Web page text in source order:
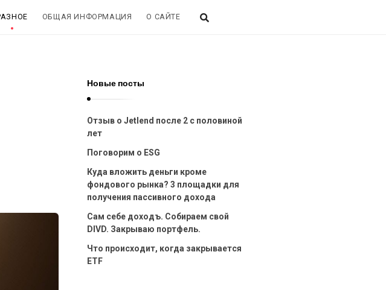
ОБЩАЯ ИНФОРМАЦИЯ О САЙТЕ
Новые посты
Отзыв о Jetlend после 2 с половиной
лет
Поговорим о ESG
Куда вложить деньги кроме
фондового рынка? 3 площадки для
получения пассивного дохода
Сам себе доходъ. Собираем свой
DIVD. Закрываю портфель.
Что происходит, когда закрывается
ETF